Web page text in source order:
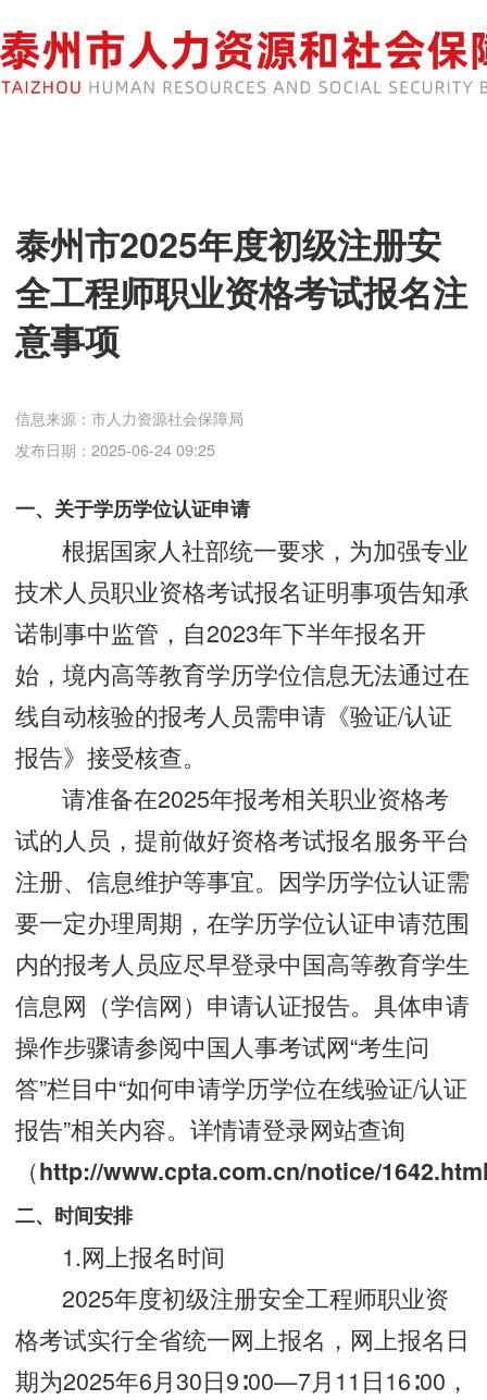
泰州市2025年度初级注册安
全工程师职业资格考试报名注
意事项
信息来源：市人力资源社会保障局
发布日期：2025-06-24 09:25
一、关于学历学位认证申请
根据国家人社部统一要求，为加强专业
技术人员职业资格考试报名证明事项告知承
诺制事中监管，自2023年下半年报名开
始，境内高等教育学历学位信息无法通过在
线自动核验的报考人员需申请《验证/认证
报告》接受核查。
请准备在2025年报考相关职业资格考
试的人员，提前做好资格考试报名服务平台
注册、信息维护等事宜。因学历学位认证需
要一定办理周期，在学历学位认证申请范围
内的报考人员应尽早登录中国高等教育学生
信息网（学信网）申请认证报告。具体申请
操作步骤请参阅中国人事考试网“考生问
答”栏目中“如何申请学历学位在线验证/认证
报告”相关内容。详情请登录网站查询
（http://www.cpta.com.cn/notice/
二、时间安排
1.网上报名时间
2025年度初级注册安全工程师职业资
格考试实行全省统一网上报名，网上报名日
期为2025年6月30日9∶00—7月11日16∶00，